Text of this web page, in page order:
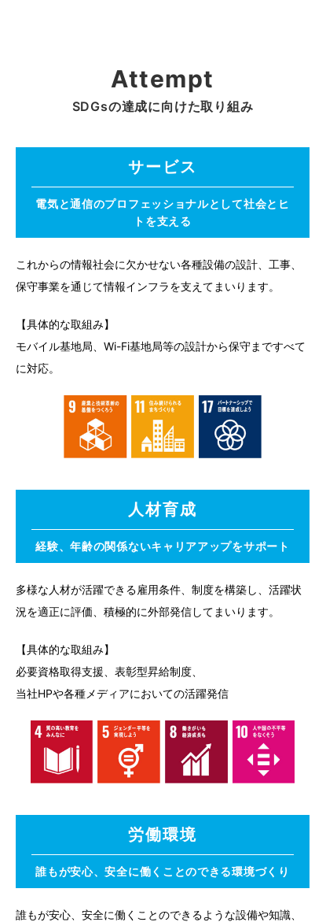
Attempt
SDGsの達成に向けた取り組み
サービス
電気と通信のプロフェッショナルとして社会とヒ
トを支える
これからの情報社会に欠かせない各種設備の設計、工事、
保守事業を通じて情報インフラを支えてまいります。
【具体的な取組み】
モバイル基地局、Wi-Fi基地局等の設計から保守まですべて
に対応。
人材育成
経験、年齢の関係ないキャリアアップをサポート
多様な人材が活躍できる雇用条件、制度を構築し、活躍状
況を適正に評価、積極的に外部発信してまいります。
【具体的な取組み】
必要資格取得支援、表彰型昇給制度、
当社HPや各種メディアにおいての活躍発信
労働環境
誰もが安心、安全に働くことのできる環境づくり
誰もが安心、安全に働くことのできるような設備や知識、